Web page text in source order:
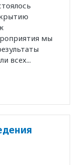
мы
всех...